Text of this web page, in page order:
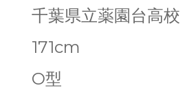
千葉県立薬園台高校
171cm
O型